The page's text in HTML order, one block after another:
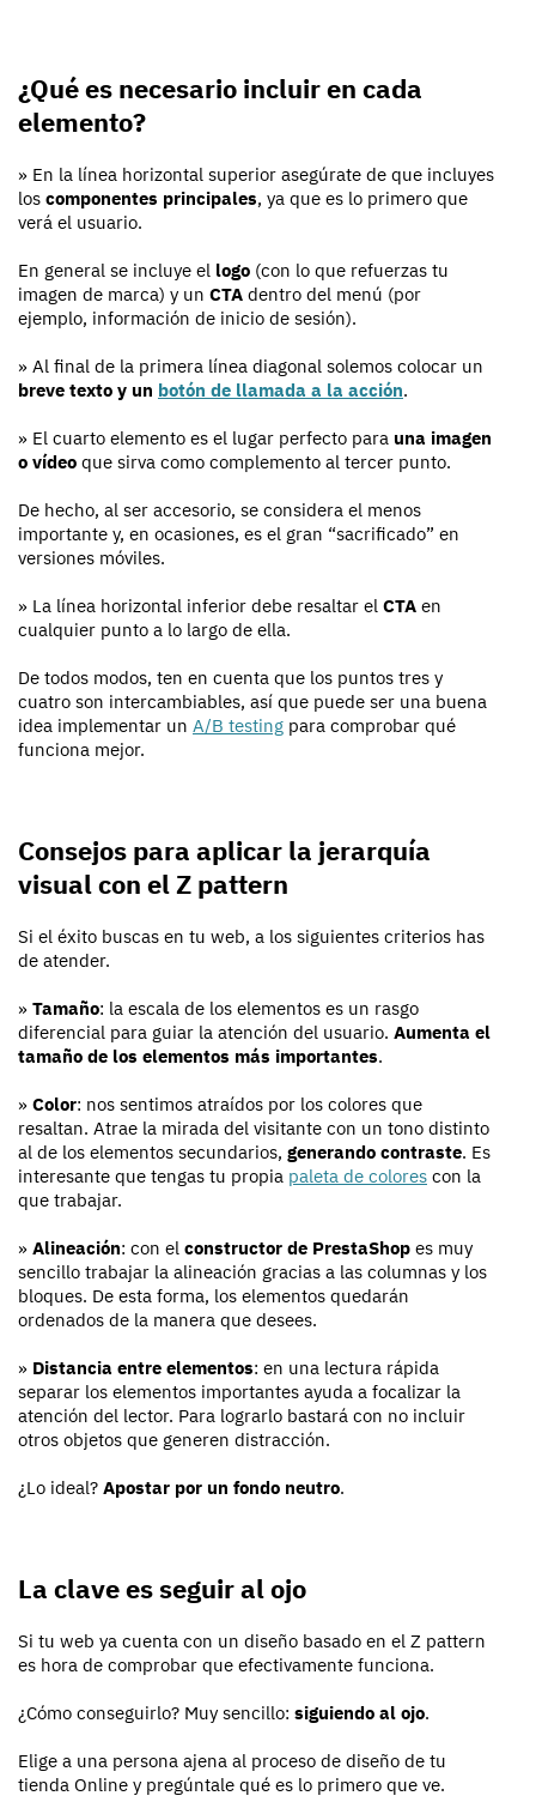
¿Qué es necesario incluir en cada
elemento?
» En la línea horizontal superior asegúrate de que incluyes
los componentes principales, ya que es lo primero que
verá el usuario.
En general se incluye el logo (con lo que refuerzas tu
imagen de marca) y un CTA dentro del menú (por
ejemplo, información de inicio de sesión).
» Al final de la primera línea diagonal solemos colocar un
breve texto y un botón de llamada a la acción.
» El cuarto elemento es el lugar perfecto para una imagen
o vídeo que sirva como complemento al tercer punto.
De hecho, al ser accesorio, se considera el menos
importante y, en ocasiones, es el gran “sacrificado” en
versiones móviles.
» La línea horizontal inferior debe resaltar el CTA en
cualquier punto a lo largo de ella.
De todos modos, ten en cuenta que los puntos tres y
cuatro son intercambiables, así que puede ser una buena
idea implementar un A/B testing para comprobar qué
funciona mejor.
Consejos para aplicar la jerarquía
visual con el Z pattern
Si el éxito buscas en tu web, a los siguientes criterios has
de atender.
» Tamaño: la escala de los elementos es un rasgo
diferencial para guiar la atención del usuario. Aumenta el
tamaño de los elementos más importantes.
» Color: nos sentimos atraídos por los colores que
resaltan. Atrae la mirada del visitante con un tono distinto
al de los elementos secundarios, generando contraste. Es
interesante que tengas tu propia paleta de colores con la
que trabajar.
» Alineación: con el constructor de PrestaShop es muy
sencillo trabajar la alineación gracias a las columnas y los
bloques. De esta forma, los elementos quedarán
ordenados de la manera que desees.
» Distancia entre elementos: en una lectura rápida
separar los elementos importantes ayuda a focalizar la
atención del lector. Para lograrlo bastará con no incluir
otros objetos que generen distracción.
¿Lo ideal? Apostar por un fondo neutro.
La clave es seguir al ojo
Si tu web ya cuenta con un diseño basado en el Z pattern
es hora de comprobar que efectivamente funciona.
¿Cómo conseguirlo? Muy sencillo: siguiendo al ojo.
Elige a una persona ajena al proceso de diseño de tu
tienda Online y pregúntale qué es lo primero que ve.